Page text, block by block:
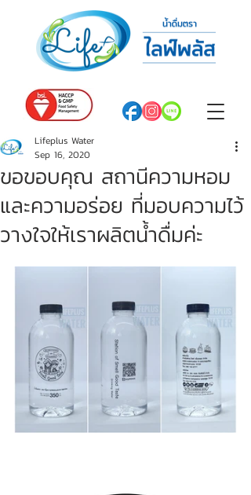
ขอขอบคุณ สถานีความหอม
และความอร่อย ที่มอบความไว้
วางใจให้เราผลิตน้ำดื่มค่ะ
Lifeplus Water
Sep 16, 2020